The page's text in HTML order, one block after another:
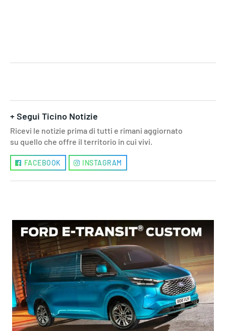
+ Segui Ticino Notizie
Ricevi le notizie prima di tutti e rimani aggiornato
su quello che offre il territorio in cui vivi.
FACEBOOK INSTAGRAM